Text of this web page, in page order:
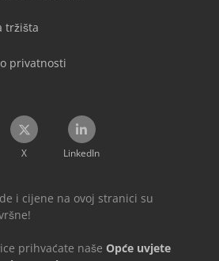
tržišta
privatnosti
X LinkedIn
i cijene na ovoj stranici su
prihvaćate naše Opće uvjete